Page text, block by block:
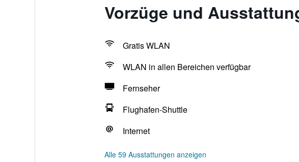
Vorzüge und
Gratis WLAN
WLAN in allen Bereichen verfügbar
Fernseher
Flughafen-Shuttle
Internet
Alle 59 Ausstattungen anzeigen